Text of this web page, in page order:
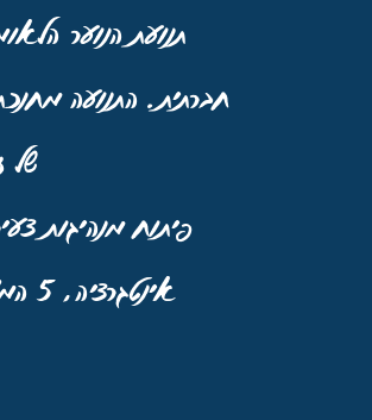
תנועת הנוער
חברתית.התנועה
של
פיתוח מנהיגות
אינטגרציה, 5 המ"מים, רוח ההדר ורוח התגר.